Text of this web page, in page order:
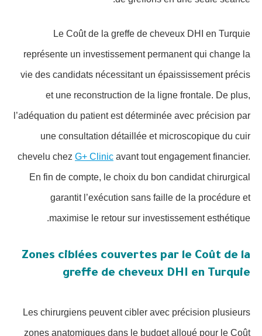
Le Coût de la greffe de cheveux DHI en Turquie
représente un investissement permanent qui change la
vie des candidats nécessitant un épaississement précis
et une reconstruction de la ligne frontale. De plus,
l’adéquation du patient est déterminée avec précision par
une consultation détaillée et microscopique du cuir
chevelu chez G+ Clinic avant tout engagement financier.
En fin de compte, le choix du bon candidat chirurgical
garantit l’exécution sans faille de la procédure et
maximise le retour sur investissement esthétique.
Zones ciblées couvertes par le Coût de la
greffe de cheveux DHI en Turquie
Les chirurgiens peuvent cibler avec précision plusieurs
zones anatomiques dans le budget alloué pour le Coût